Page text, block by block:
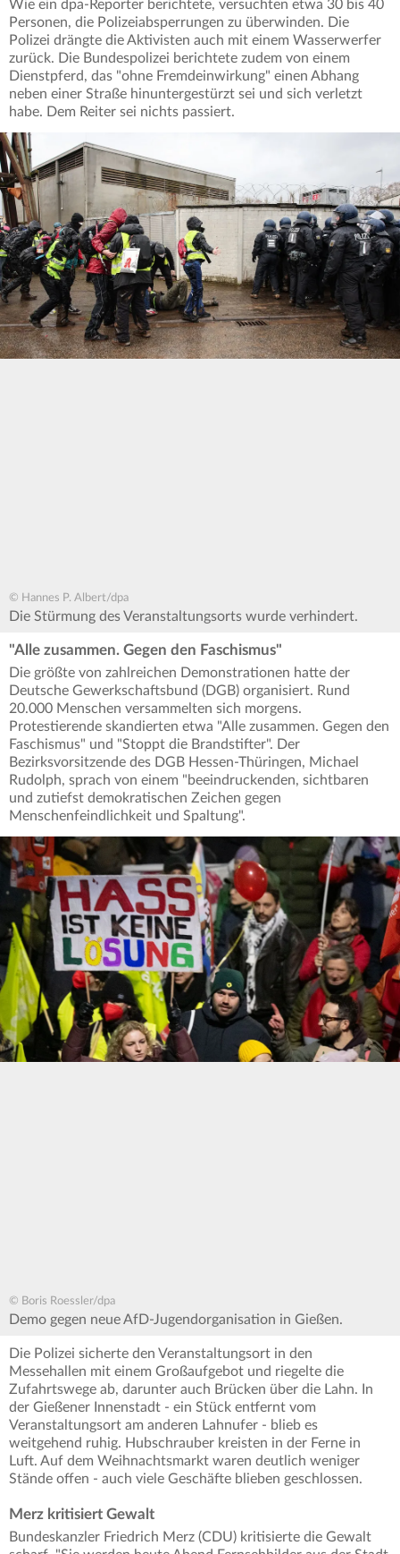
Wie ein dpa-Reporter berichtete, versuchten etwa 30 bis 40
Personen, die Polizeiabsperrungen zu überwinden. Die
Polizei drängte die Aktivisten auch mit einem Wasserwerfer
zurück. Die Bundespolizei berichtete zudem von einem
Dienstpferd, das "ohne Fremdeinwirkung" einen Abhang
neben einer Straße hinuntergestürzt sei und sich verletzt
habe. Dem Reiter sei nichts passiert.
© Hannes P. Albert/dpa
Die Stürmung des Veranstaltungsorts wurde verhindert.
"Alle zusammen. Gegen den Faschismus"
Die größte von zahlreichen Demonstrationen hatte der
Deutsche Gewerkschaftsbund (DGB) organisiert. Rund
20.000 Menschen versammelten sich morgens.
Protestierende skandierten etwa "Alle zusammen. Gegen den
Faschismus" und "Stoppt die Brandstifter". Der
Bezirksvorsitzende des DGB Hessen-Thüringen, Michael
Rudolph, sprach von einem "beeindruckenden, sichtbaren
und zutiefst demokratischen Zeichen gegen
Menschenfeindlichkeit und Spaltung".
© Boris Roessler/dpa
Demo gegen neue AfD-Jugendorganisation in Gießen.
Die Polizei sicherte den Veranstaltungsort in den
Messehallen mit einem Großaufgebot und riegelte die
Zufahrtswege ab, darunter auch Brücken über die Lahn. In
der Gießener Innenstadt - ein Stück entfernt vom
Veranstaltungsort am anderen Lahnufer - blieb es
weitgehend ruhig. Hubschrauber kreisten in der Ferne in
Luft. Auf dem Weihnachtsmarkt waren deutlich weniger
Stände offen - auch viele Geschäfte blieben geschlossen.
Merz kritisiert Gewalt
Bundeskanzler Friedrich Merz (CDU) kritisierte die Gewalt